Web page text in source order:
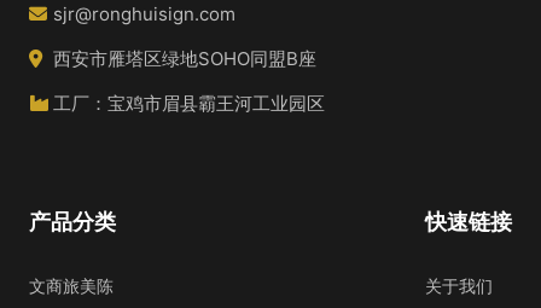
sjr@ronghuisign.com
西安市雁塔区绿地SOHO同盟B座
工厂：宝鸡市眉县霸王河工业园区
快速链接
关于我们
产品分类
文商旅美陈